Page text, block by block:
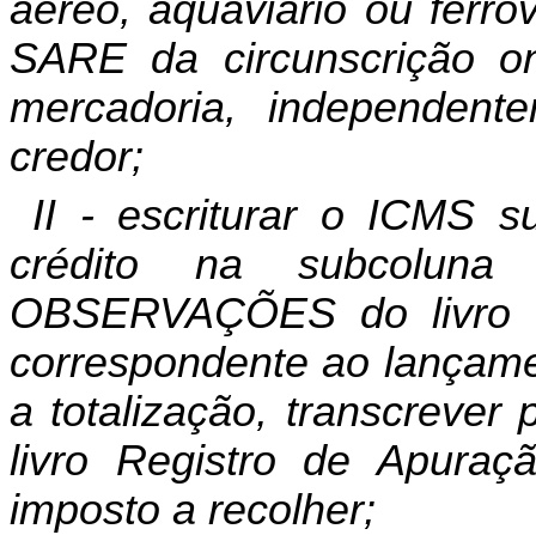
SARE da circunscrição
mercadoria,
credor;
II - escriturar o ICMS
crédito na
OBSERVAÇÕES do
correspondente ao
a totalização, transcrever
livro Registro de
imposto a recolher;